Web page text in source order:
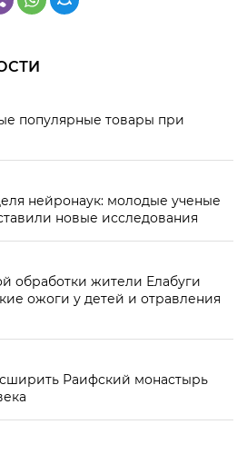
популярные товары при
нейронаук: молодые ученые
новые исследования
обработки жители Елабуги
ожоги у детей и отравления
Раифский монастырь